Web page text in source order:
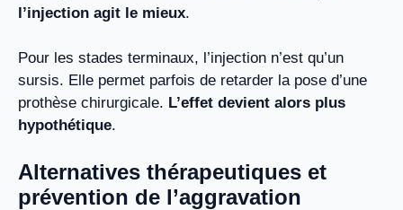
l’injection agit le mieux.
Pour les stades terminaux, l’injection n’est qu’un
sursis. Elle permet parfois de retarder la pose d’une
prothèse chirurgicale. L’effet devient alors plus
hypothétique.
Alternatives thérapeutiques et
prévention de l’aggravation